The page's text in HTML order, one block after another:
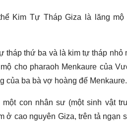
Kim Tự Tháp Giza là lăng mộ
tháp thứ ba và là kim tự tháp nhỏ
cho pharaoh Menkaure của
của ba bà vợ hoàng đế Menkaure.
con nhân sư (một sinh vật
ở cao nguyên Giza, trên tả ngạn